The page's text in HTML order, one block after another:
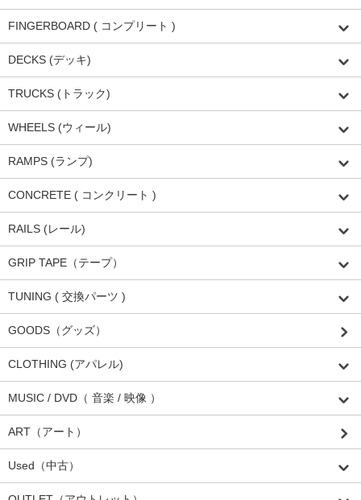
FINGERBOARD ( コンプリート )
DECKS (デッキ)
TRUCKS (トラック)
WHEELS (ウィール)
RAMPS (ランプ)
CONCRETE ( コンクリート )
RAILS (レール)
GRIP TAPE（テープ）
TUNING ( 交換パーツ )
GOODS（グッズ）
CLOTHING (アパレル)
MUSIC / DVD（ 音楽 / 映像 ）
ART（アート）
Used（中古）